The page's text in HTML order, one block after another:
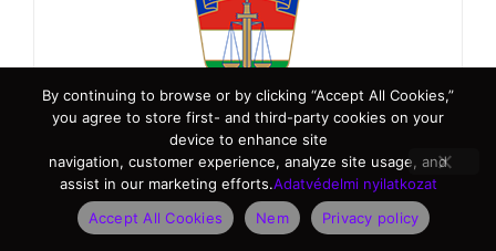
By continuing to browse or by clicking “Accept All Cookies,”
you agree to store first- and third-party cookies on your
device to enhance site
navigation, customer experience, analyze site usage, and
assist in our marketing efforts.Adatvédelmi nyilatkozat
Accept All Cookies
Nem Privacy policy